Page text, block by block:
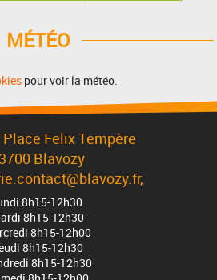
MÉTÉO
pour voir la météo.
Felix Tempère
Blavozy
8h15-12h30
8h15-12h30
8h15-12h00
8h15-12h30
8h15-12h30